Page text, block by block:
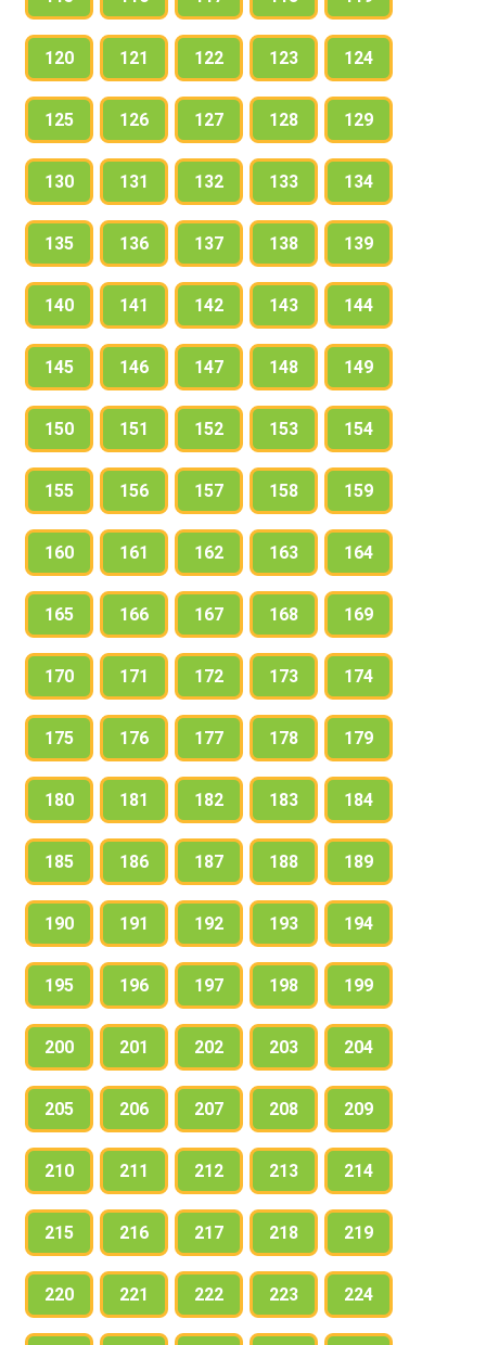
120 121 122 123 124
125 126 127 128 129
130 131 132 133 134
135 136 137 138 139
140 141 142 143 144
145 146 147 148 149
150 151 152 153 154
155 156 157 158 159
160 161 162 163 164
165 166 167 168 169
170 171 172 173 174
175 176 177 178 179
180 181 182 183 184
185 186 187 188 189
190 191 192 193 194
195 196 197 198 199
200 201 202 203 204
205 206 207 208 209
210 211 212 213 214
215 216 217 218 219
220 221 222 223 224